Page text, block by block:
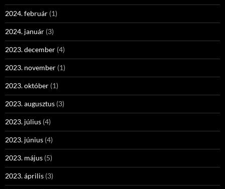
2024. február (1)
2024. január (3)
2023. december (4)
2023. november (1)
2023. október (1)
2023. augusztus (3)
2023. július (4)
2023. június (4)
2023. május (5)
2023. április (3)